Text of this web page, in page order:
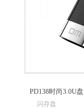
PD138时尚3.0U盘
闪存盘